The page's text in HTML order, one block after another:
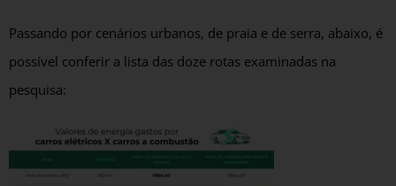
Passando por cenários urbanos, de praia e de serra, abaixo, é
possível conferir a lista das doze rotas examinadas na
pesquisa: